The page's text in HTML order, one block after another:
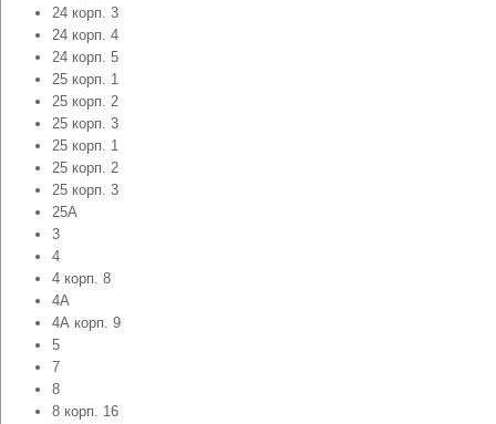
24 корп. 3
24 корп. 4
24 корп. 5
25 корп. 1
25 корп. 2
25 корп. 3
25 корп. 1
25 корп. 2
25 корп. 3
25А
3
4
4 корп. 8
4А
4А корп. 9
5
7
8
8 корп. 16